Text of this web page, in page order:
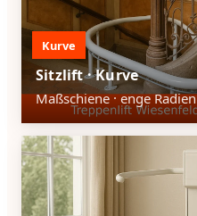
Kurve
Sitzlift · Kurve
Maßschiene · enge Radien